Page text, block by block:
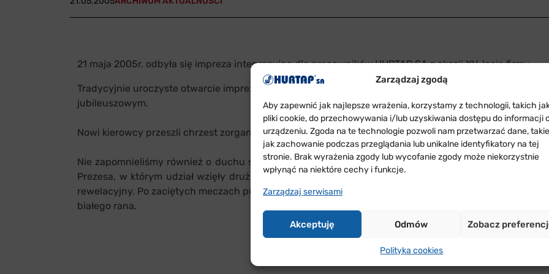
Zarządzaj zgodą
Aby zapewnić jak najlepsze wrażenia, korzystamy z technologii, takich
pliki cookie, do przechowywania i/lub uzyskiwania dostępu do informacji
urządzeniu. Zgoda na te technologie pozwoli nam przetwarzać dane, takie
jak zachowanie podczas przeglądania lub unikalne identyfikatory na tej
stronie. Brak wyrażenia zgody lub wycofanie zgody może niekorzystnie
wpłynąć na niektóre cechy i funkcje.
Zarządzaj serwisami
Akceptuję Odmów Zobacz
Polityka cookies
21 maja 2005r. odbyła się impreza integracyjna dla pracowników HURTAP SA z okazji XV-lecia firmy.
Tradycyjnie uroczyste otwarcie imprezy nastąpiło przez Prezesa Wiktora Napiórę. Był toast
jubileuszowym.
Nowi kierowcy przeszli chrzest zorganizowany przez starszych kolegów i mogą od tej pory czuć się
Nie zapomnieliśmy również o duchu sportowym jaki obecny jest od samego początku w naszej
Prezesa, w którym udział wzięły drużyny kobiet z Łęczycy i oddziałów z Głogowa i Tychów.
rewelacyjny. Po zaciętych meczach puchar odjechał do Głogowa, a wspaniała muzyka i aura
białego rana.